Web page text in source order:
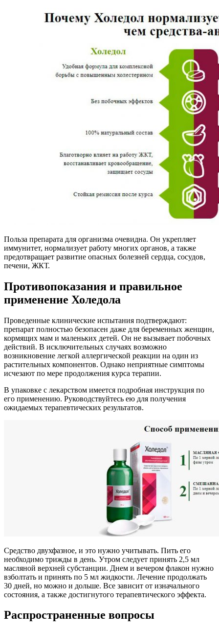
Польза препарата для организма очевидна. Он укрепляет
иммунитет, нормализует работу многих органов, а также
предотвращает развитие опасных болезней сердца, сосудов,
печени, ЖКТ.
Противопоказания и правильное
применение Холедола
Проведенные клинические испытания подтверждают:
препарат полностью безопасен даже для беременных женщин,
кормящих мам и маленьких детей. Он не вызывает побочных
действий. В исключительных случаях возможно
возникновение легкой аллергической реакции на один из
растительных компонентов. Однако неприятные симптомы
исчезают по мере продолжения курса терапии.
В упаковке с лекарством имеется подробная инструкция по
его применению. Руководствуйтесь ею для получения
ожидаемых терапевтических результатов.
Средство двухфазное, и это нужно учитывать. Пить его
необходимо трижды в день. Утром следует принять 2,5 мл
масляной верхней субстанции. Днем и вечером флакон нужно
взболтать и принять по 5 мл жидкости. Лечение продолжать
30 дней, но можно и дольше. Все зависит от изначального
состояния, а также достигнутого терапевтического эффекта.
Распространенные вопросы